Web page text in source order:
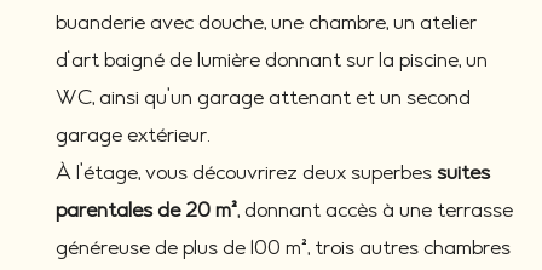
buanderie avec douche, une chambre, un atelier
d'art baigné de lumière donnant sur la piscine, un
WC, ainsi qu’un garage attenant et un second
garage extérieur.
À l’étage, vous découvrirez deux superbessuites
parentales de 20 m², donnant accès à une terrasse
généreuse de plus de 100 m², trois autres chambres